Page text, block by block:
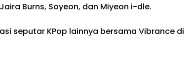
Burns, Soyeon, dan Miyeon i-dle.
seputar KPop lainnya bersama Vibrance di